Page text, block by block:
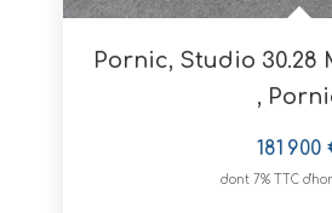
,
181 900
dont 7% TTC